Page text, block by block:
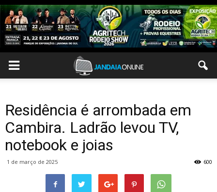
Residência é arrombada em
Cambira. Ladrão levou TV,
notebook e joias
1 de março de 2025 600